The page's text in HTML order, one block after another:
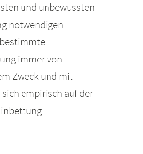
und unbewussten
notwendigen
immer von
Zweck und mit
empirisch auf der